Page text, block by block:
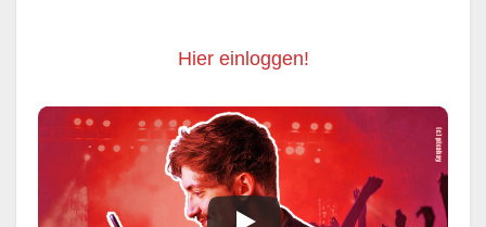
Hier einloggen!